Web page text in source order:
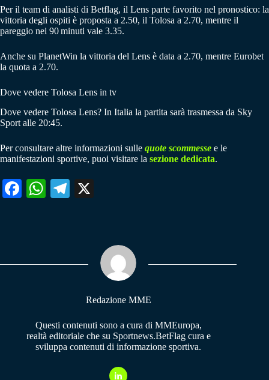
Per il team di analisti di Betflag, il Lens parte favorito nel pronostico: la
vittoria degli ospiti è proposta a 2.50, il Tolosa a 2.70, mentre il
pareggio nei 90 minuti vale 3.35.
Anche su PlanetWin la vittoria del Lens è data a 2.70, mentre Eurobet
la quota a 2.70.
Dove vedere Tolosa Lens in tv
Dove vedere Tolosa Lens? In Italia la partita sarà trasmessa da Sky
Sport alle 20:45.
Per consultare altre informazioni sulle quote scommesse e le
manifestazioni sportive, puoi visitare la sezione dedicata.
Fa W
pp
Te
m
Redazione MME
Questi contenuti sono a cura di MMEuropa,
realtà editoriale che su Sportnews.BetFlag cura e
sviluppa contenuti di informazione sportiva.